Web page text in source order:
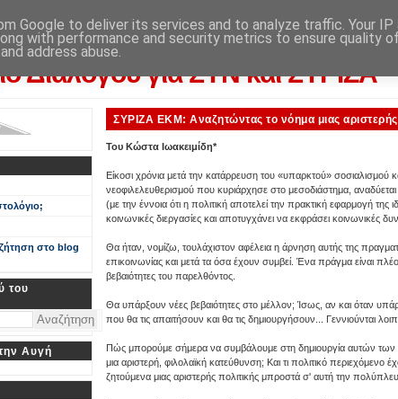
Διαλόγου για ΣΥΝ και ΣΥΡΙΖΑ
και ευρωεκλογικού αποτελέσματος: από την εφημερίδα "Αυγή"
ΣΥΡΙΖΑ ΕΚΜ: Αναζητώντας το νόημα μιας αριστερής
Του Κώστα Ιωακειμίδη*
Είκοσι χρόνια μετά την κατάρρευση του «υπαρκτού» σοσιαλισμού
νεοφιλελευθερισμού που κυριάρχησε στο μεσοδιάστημα,
(με την έννοια ότι η πολιτική αποτελεί την πρακτική εφαρμογή της
κοινωνικές διεργασίες και αποτυγχάνει να εκφράσει κοινωνικές
Θα ήταν, νομίζω, τουλάχιστον αφέλεια η άρνηση αυτής της
επικοινωνίας και μετά τα όσα έχουν συμβεί. Ένα πράγμα είναι
βεβαιότητες του παρελθόντος.
Θα υπάρξουν νέες βεβαιότητες στο μέλλον; Ίσως, αν και όταν
που θα τις απαιτήσουν και θα τις δημιουργήσουν... Γεννιούνται
Πώς μπορούμε σήμερα να συμβάλουμε στη δημιουργία αυτών
μια αριστερή, φιλολαϊκή κατεύθυνση; Και τι πολιτικό περιεχόμενο
ζητούμενα μιας αριστερής πολιτικής μπροστά σ' αυτή την
στο blog
του
Αυγή
Google to deliver its services and to analyze traffic. Your IP
with performance and security metrics to ensure quality
address abuse.